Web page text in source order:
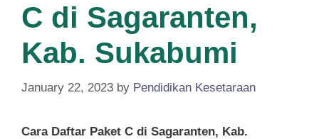
C di Sagaranten,
Kab. Sukabumi
January 22, 2023 by Pendidikan Kesetaraan
Cara Daftar Paket C di Sagaranten, Kab.